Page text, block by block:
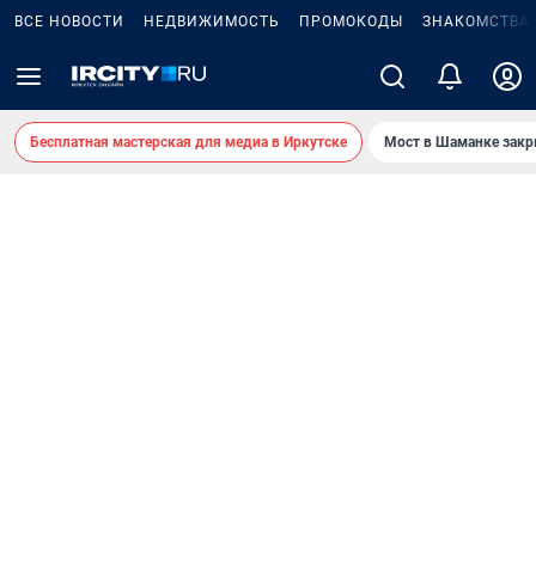
ВСЕ НОВОСТИ НЕДВИЖИМОСТЬ ПРОМОКОДЫ ЗНАКОМСТВА
Бесплатная мастерская для медиа в Иркутске Мост в Шаманке